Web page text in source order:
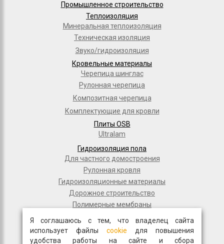
Промышленное строительство
Теплоизоляция
Минеральная теплоизоляция
Техническая изоляция
Звуко/гидроизоляция
Кровельные материалы
Черепица шинглас
Рулонная черепица
Композитная черепица
Комплектующие для кровли
Плиты OSB
Ultralam
Гидроизоляция пола
Для частного домостроения
Рулонная кровля
Гидроизоляционные материалы
Дорожное строительство
Полимерные мембраны
Общестрой
Фасадная плитка
Я соглашаюсь с тем, что владелец сайта
использует файлы cookie для повышения
удобства работы на сайте и сбора